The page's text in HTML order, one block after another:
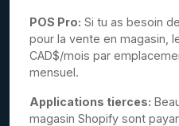
POS Pro: Si tu as besoin
pour la vente en magasin,
CAD$/mois par
mensuel.
Applications tierces:
magasin Shopify sont